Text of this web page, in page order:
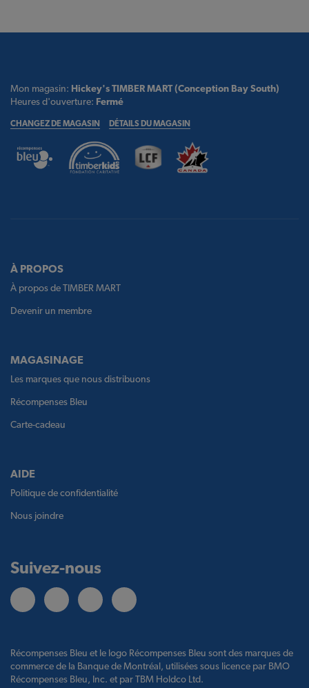
Mon magasin: Hickey's TIMBER MART (Conception Bay South)
Heures d'ouverture: Fermé
CHANGEZ DE MAGASIN DÉTAILS DU MAGASIN
À PROPOS
À propos de TIMBER MART
Devenir un membre
MAGASINAGE
Les marques que nous distribuons
Récompenses Bleu
Carte-cadeau
AIDE
Politique de confidentialité
Nous joindre
Suivez-nous
Récompenses Bleu et le logo Récompenses Bleu sont des marques de
commerce de la Banque de Montréal, utilisées sous licence par BMO
Récompenses Bleu, Inc. et par TBM Holdco Ltd.